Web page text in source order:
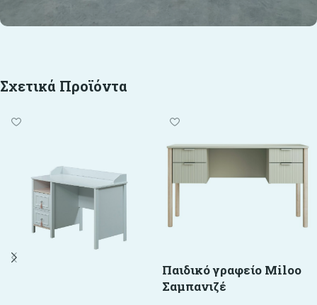
Σχετικά Προϊόντα
Παιδικό γραφείο Miloo
Σαμπανιζέ